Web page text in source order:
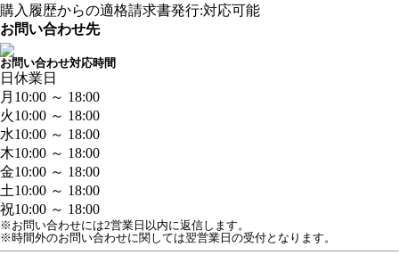
購入履歴からの適格請求書発行:対応可能
お問い合わせ先
お問い合わせ対応時間
日 休業日
月 10:00 ～ 18:00
火10:00 ～ 18:00
水10:00 ～ 18:00
木10:00 ～ 18:00
金10:00 ～ 18:00
土10:00 ～ 18:00
祝10:00 ～ 18:00
※お問い合わせには2営業日以内に返信します。
※時間外のお問い合わせに関しては翌営業日の受付となります。